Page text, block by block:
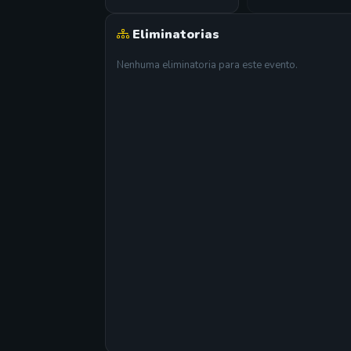
Eliminatorias
Nenhuma eliminatoria para este evento.